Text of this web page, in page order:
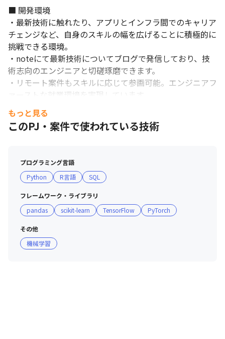
らご提案させていただきます。
【書類なしでOK！選考からではなく、まずはカジュアルにお話し
ませんか？】
エンジニアとして“無理なく・長く”活躍できる環境をご用意して
います。
「いきなり応募は不安…」
「自分のスキルでどんな案件に入れるのか知りたい」
そんな方に向けて、会社説明＆個別相談会を実施しています！
エントリーというより、見学のようなイメージでOK！
あなたのキャリアのヒントになる時間をつくれたら嬉しいです。
■ 開発環境
・最新技術に触れたり、アプリとインフラ間でのキャリア
チェンジなど、自身のスキルの幅を広げることに積極的に
挑戦できる環境。
・noteにて最新技術についてブログで発信しており、技
術志向のエンジニアと切磋琢磨できます。
・リモート案件もスキルに応じて参画可能。エンジニアフ
ァーストな就業環境を実現しています。
■ 現場・社員の雰囲気
に導いています。
・業務を通して基本的な専門知識を身につけることがで
き、わからないことがあれば先輩社員からアドバイスを受
けられるフラットな環境です。
・勉強会、メンター制度、資格取得支援制度など人材教育
に特化した制度を多数用意しています。
・BBQやボードゲームなどの社内行事を開催しています。
もっと見る
このPJ・案件で使われている技術
プログラミング言語
Python
R言語 SQL
フレームワーク・ライブラリ
pandas
scikit-learn TensorFlow PyTorch
その他
機械学習